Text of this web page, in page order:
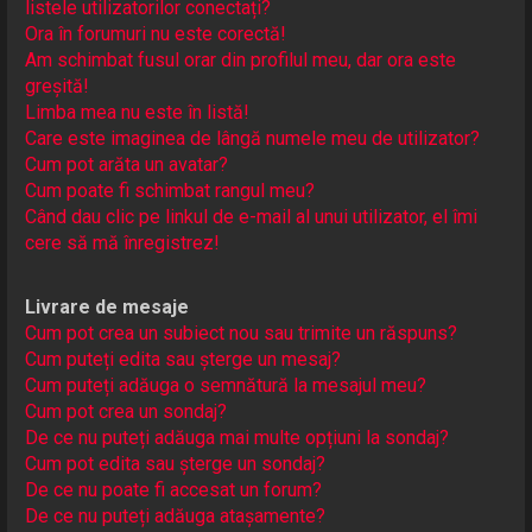
listele utilizatorilor conectați?
Ora în forumuri nu este corectă!
Am schimbat fusul orar din profilul meu, dar ora este
greșită!
Limba mea nu este în listă!
Care este imaginea de lângă numele meu de utilizator?
Cum pot arăta un avatar?
Cum poate fi schimbat rangul meu?
Când dau clic pe linkul de e-mail al unui utilizator, el îmi
cere să mă înregistrez!
Livrare de mesaje
Cum pot crea un subiect nou sau trimite un răspuns?
Cum puteți edita sau șterge un mesaj?
Cum puteți adăuga o semnătură la mesajul meu?
Cum pot crea un sondaj?
De ce nu puteți adăuga mai multe opțiuni la sondaj?
Cum pot edita sau șterge un sondaj?
De ce nu poate fi accesat un forum?
De ce nu puteți adăuga atașamente?